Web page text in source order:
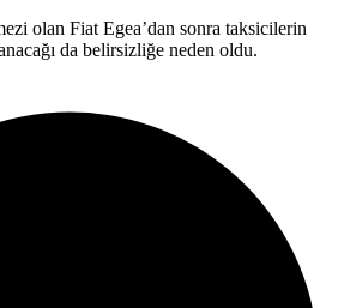
olan Fiat Egea’dan sonra taksicilerin
da belirsizliğe neden oldu.